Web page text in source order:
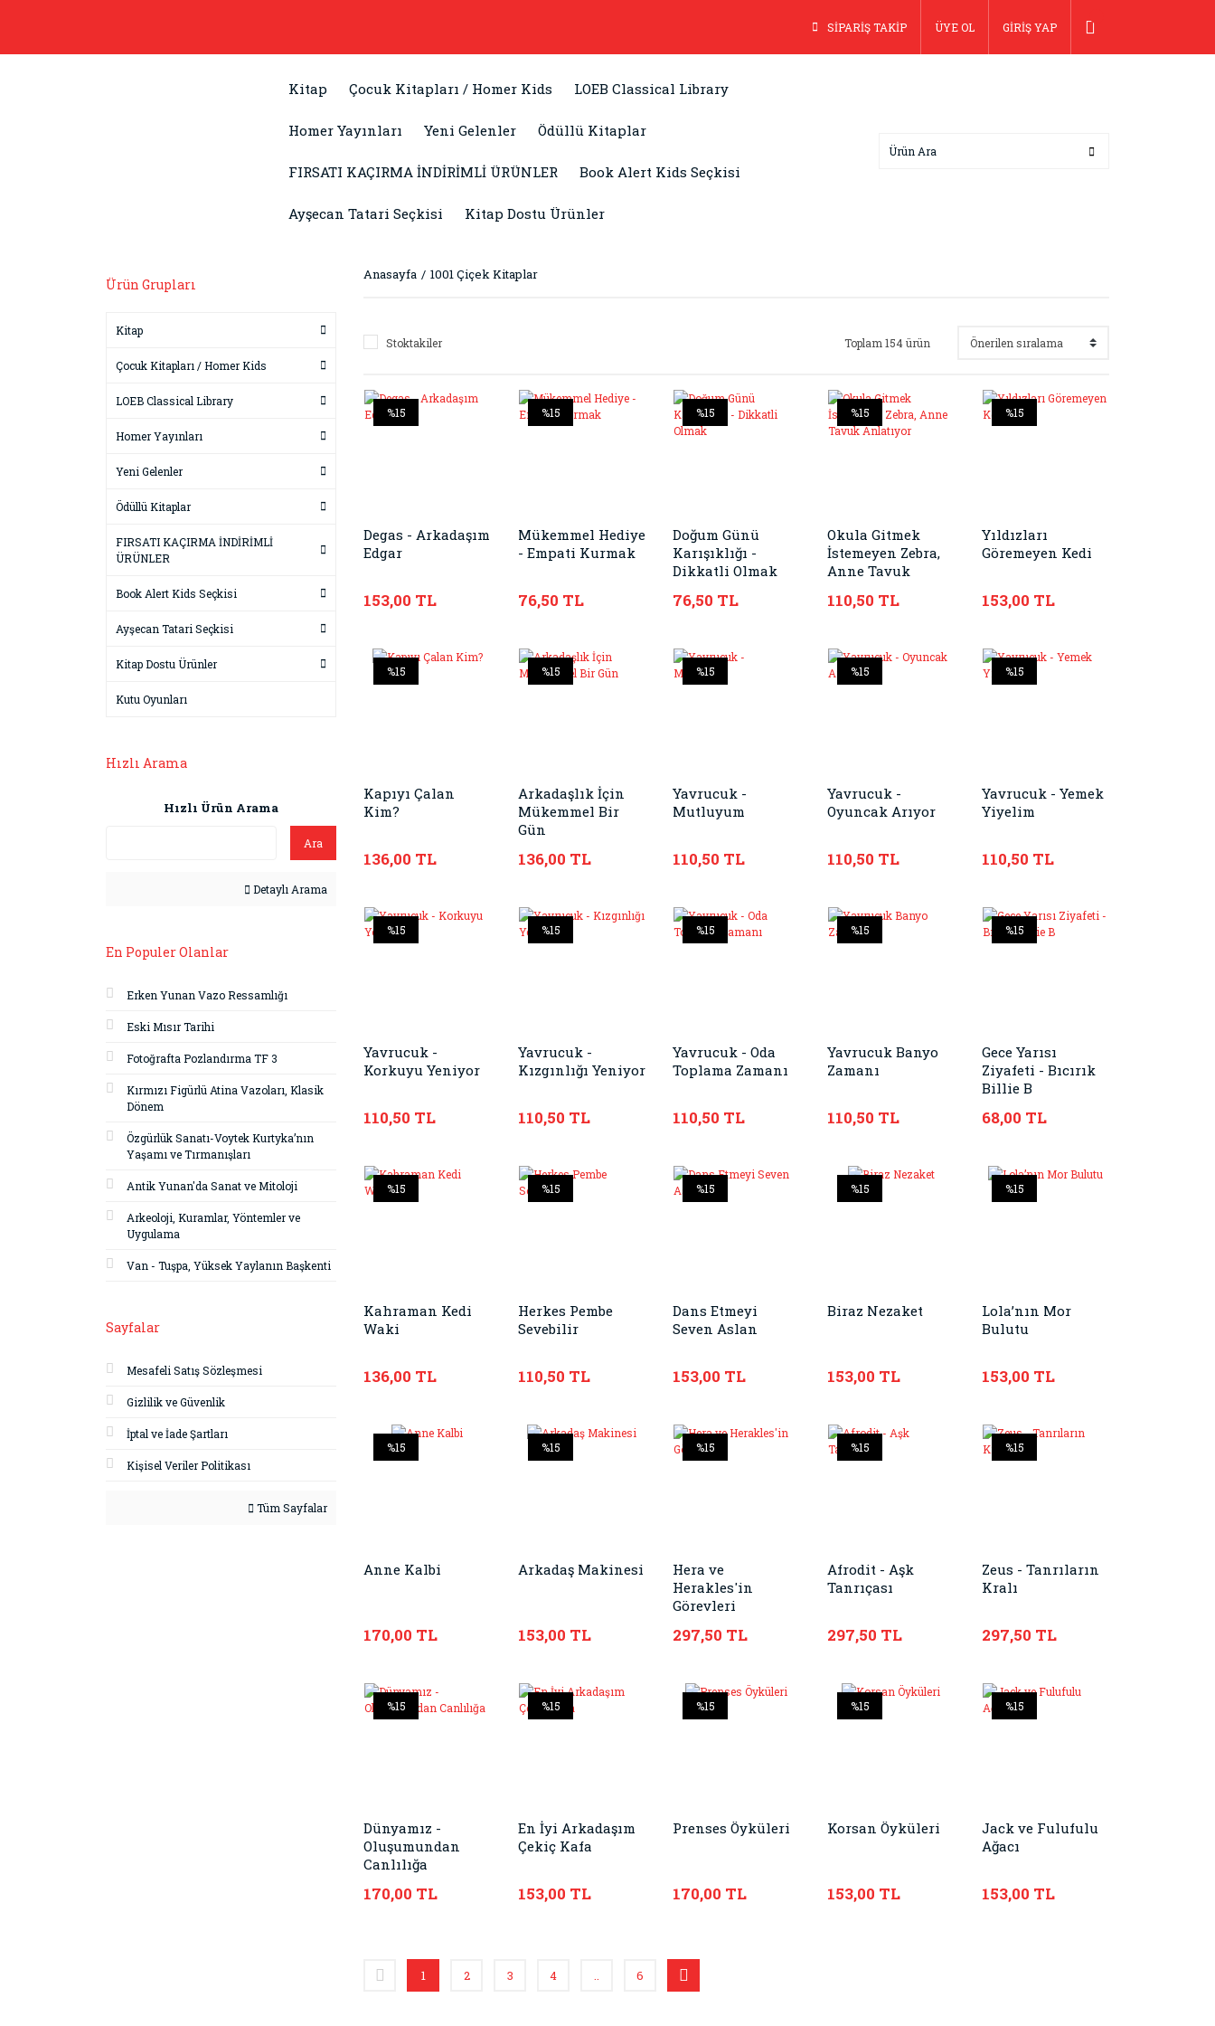
SİPARİŞ TAKİP ÜYE OL GİRİŞ YAP
Kitap Çocuk Kitapları / Homer Kids LOEB Classical Library
Homer Yayınları Yeni Gelenler Ödüllü Kitaplar
FIRSATI KAÇIRMA İNDİRİMLİ ÜRÜNLER Book Alert Kids Seçkisi
Ayşecan Tatari Seçkisi Kitap Dostu Ürünler
Ürün Grupları
Kitap
Çocuk Kitapları / Homer Kids
LOEB Classical Library
Homer Yayınları
Yeni Gelenler
Ödüllü Kitaplar
FIRSATI KAÇIRMA İNDİRİMLİ
ÜRÜNLER
Book Alert Kids Seçkisi
Ayşecan Tatari Seçkisi
Kitap Dostu Ürünler
Kutu Oyunları
Hızlı Arama
Hızlı Ürün Arama
Ara
Detaylı Arama
En Populer Olanlar
Erken Yunan Vazo Ressamlığı
Eski Mısır Tarihi
Fotoğrafta Pozlandırma TF 3
Kırmızı Figürlü Atina Vazoları, Klasik
Dönem
Özgürlük Sanatı-Voytek Kurtyka’nın
Yaşamı ve Tırmanışları
Antik Yunan'da Sanat ve Mitoloji
Arkeoloji, Kuramlar, Yöntemler ve
Uygulama
Van - Tuşpa, Yüksek Yaylanın Başkenti
Sayfalar
Mesafeli Satış Sözleşmesi
Gizlilik ve Güvenlik
İptal ve İade Şartları
Kişisel Veriler Politikası
Tüm Sayfalar
Anasayfa 1001 Çiçek Kitaplar
Stoktakiler Toplam 154 ürün
%15
Degas - Arkadaşım
Edgar
153,00 TL
%15
Mükemmel Hediye
- Empati Kurmak
76,50 TL
%15
Doğum Günü
Karışıklığı -
Dikkatli Olmak
76,50 TL
%15
Okula Gitmek
İstemeyen Zebra,
Anne Tavuk
110,50 TL
%15
Yıldızları
Göremeyen Kedi
153,00 TL
%15
Kapıyı Çalan
Kim?
136,00 TL
%15
Arkadaşlık İçin
Mükemmel Bir
Gün
136,00 TL
%15
Yavrucuk -
Mutluyum
110,50 TL
%15
Yavrucuk -
Oyuncak Arıyor
110,50 TL
%15
Yavrucuk - Yemek
Yiyelim
110,50 TL
%15
Yavrucuk -
Korkuyu Yeniyor
110,50 TL
%15
Yavrucuk -
Kızgınlığı Yeniyor
110,50 TL
%15
Yavrucuk - Oda
Toplama Zamanı
110,50 TL
%15
Yavrucuk Banyo
Zamanı
110,50 TL
%15
Gece Yarısı
Ziyafeti - Bıcırık
Billie B
68,00 TL
%15
Kahraman Kedi
Waki
136,00 TL
%15
Herkes Pembe
Sevebilir
110,50 TL
%15
Dans Etmeyi
Seven Aslan
153,00 TL
%15
Biraz Nezaket
153,00 TL
%15
Lola’nın Mor
Bulutu
153,00 TL
%15
Anne Kalbi
170,00 TL
%15
Arkadaş Makinesi
153,00 TL
%15
Hera ve
Herakles'in
Görevleri
297,50 TL
%15
Afrodit - Aşk
Tanrıçası
297,50 TL
%15
Zeus - Tanrıların
Kralı
297,50 TL
%15
Dünyamız -
Oluşumundan
Canlılığa
170,00 TL
%15
En İyi Arkadaşım
Çekiç Kafa
153,00 TL
%15
Prenses Öyküleri
170,00 TL
%15
Korsan Öyküleri
153,00 TL
%15
Jack ve Fulufulu
Ağacı
153,00 TL
1 2 3 4 6